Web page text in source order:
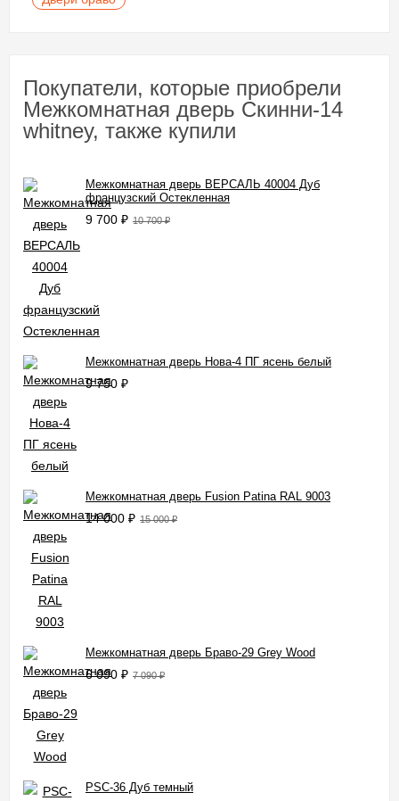
Покупатели, которые приобрели
Межкомнатная дверь Скинни-14
whitney, также купили
Межкомнатная дверь ВЕРСАЛЬ 40004 Дуб
французский Остекленная
9 700 ₽ 10 700₽
Межкомнатная дверь Нова-4 ПГ ясень белый
9 750 ₽
Межкомнатная дверь Fusion Patina RAL 9003
14 000 ₽ 15 000₽
Межкомнатная дверь Браво-29 Grey Wood
6 090 ₽ 7 090₽
PSC-36 Дуб темный